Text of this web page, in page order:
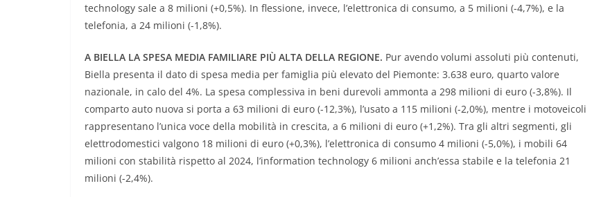
technology sale a 8 milioni (+0,5%). In flessione, invece, l’elettronica di consumo, a 5 milioni (-4,7%), e la
telefonia, a 24 milioni (-1,8%).
A BIELLA LA SPESA MEDIA FAMILIARE PIÙ ALTA DELLA REGIONE. Pur avendo volumi assoluti più contenuti,
Biella presenta il dato di spesa media per famiglia più elevato del Piemonte: 3.638 euro, quarto valore
nazionale, in calo del 4%. La spesa complessiva in beni durevoli ammonta a 298 milioni di euro (-3,8%). Il
comparto auto nuova si porta a 63 milioni di euro (-12,3%), l’usato a 115 milioni (-2,0%), mentre i motoveicoli
rappresentano l’unica voce della mobilità in crescita, a 6 milioni di euro (+1,2%). Tra gli altri segmenti, gli
elettrodomestici valgono 18 milioni di euro (+0,3%), l’elettronica di consumo 4 milioni (-5,0%), i mobili 64
milioni con stabilità rispetto al 2024, l’information technology 6 milioni anch’essa stabile e la telefonia 21
milioni (-2,4%).